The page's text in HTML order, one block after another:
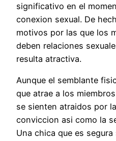
significativo en el
conexion sexual. De
motivos por las que los
deben relaciones
resulta atractiva.
Aunque el semblante
que atrae a los
se sienten atraidos por
conviccion asi­ como la
Una chica que es